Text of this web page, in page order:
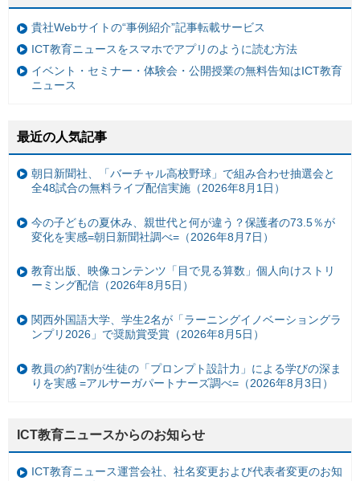
貴社Webサイトの“事例紹介”記事転載サービス
ICT教育ニュースをスマホでアプリのように読む方法
イベント・セミナー・体験会・公開授業の無料告知はICT教育
ニュース
最近の人気記事
朝日新聞社、「バーチャル高校野球」で組み合わせ抽選会と
全48試合の無料ライブ配信実施（2026年8月1日）
今の子どもの夏休み、親世代と何が違う？保護者の73.5％が
変化を実感=朝日新聞社調べ=（2026年8月7日）
教育出版、映像コンテンツ「目で見る算数」個人向けストリ
ーミング配信（2026年8月5日）
関西外国語大学、学生2名が「ラーニングイノベーショングラ
ンプリ2026」で奨励賞受賞（2026年8月5日）
教員の約7割が生徒の「プロンプト設計力」による学びの深ま
りを実感 =アルサーガパートナーズ調べ=（2026年8月3日）
ICT教育ニュースからのお知らせ
ICT教育ニュース運営会社、社名変更および代表者変更のお知